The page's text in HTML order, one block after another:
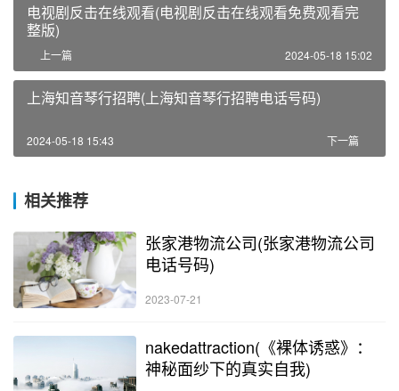
电视剧反击在线观看(电视剧反击在线观看免费观看完
整版)
上一篇 2024-05-18 15:02
上海知音琴行招聘(上海知音琴行招聘电话号码)
下一篇
2024-05-18 15:43
相关推荐
张家港物流公司(张家港物流公司
电话号码)
2023-07-21
nakedattraction(《裸体诱惑》：
神秘面纱下的真实自我)